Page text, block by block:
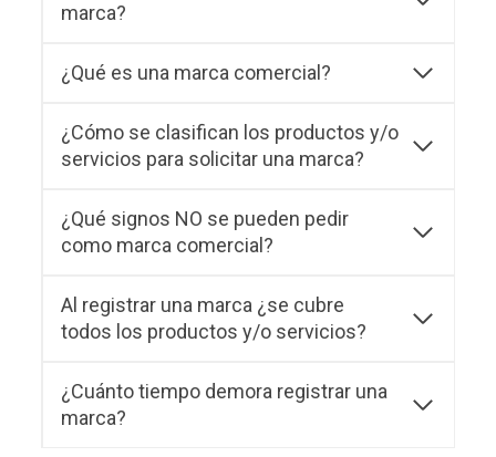
marca?
¿Qué es una marca comercial?
¿Cómo se clasifican los productos y/o
servicios para solicitar una marca?
¿Qué signos NO se pueden pedir
como marca comercial?
Al registrar una marca ¿se cubre
todos los productos y/o servicios?
¿Cuánto tiempo demora registrar una
marca?